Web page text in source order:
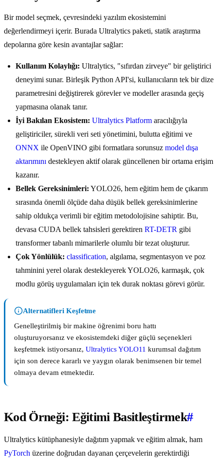
Bir model seçmek, çevresindeki yazılım ekosistemini
değerlendirmeyi içerir. Burada Ultralytics paketi, statik araştırma
depolarına göre kesin avantajlar sağlar:
Kullanım Kolaylığı: Ultralytics, "sıfırdan zirveye" bir geliştirici
deneyimi sunar. Birleşik Python API'si, kullanıcıların tek bir dize
parametresini değiştirerek görevler ve modeller arasında geçiş
yapmasına olanak tanır.
İyi Bakılan Ekosistem: Ultralytics Platform aracılığıyla
geliştiriciler, sürekli veri seti yönetimini, bulutta eğitimi ve
ONNX ile OpenVINO gibi formatlara sorunsuz model dışa
aktarımını destekleyen aktif olarak güncellenen bir ortama erişim
kazanır.
Bellek Gereksinimleri: YOLO26, hem eğitim hem de çıkarım
sırasında önemli ölçüde daha düşük bellek gereksinimlerine
sahip oldukça verimli bir eğitim metodolojisine sahiptir. Bu,
devasa CUDA bellek tahsisleri gerektiren RT-DETR gibi
transformer tabanlı mimarilerle olumlu bir tezat oluşturur.
Çok Yönlülük: classification, algılama, segmentasyon ve poz
tahminini yerel olarak destekleyerek YOLO26, karmaşık, çok
modlu görüş uygulamaları için tek durak noktası görevi görür.
Alternatifleri Keşfetme
Genelleştirilmiş bir makine öğrenimi boru hattı
oluşturuyorsanız ve ekosistemdeki diğer güçlü seçenekleri
keşfetmek istiyorsanız, Ultralytics YOLO11 kurumsal dağıtım
için son derece kararlı ve yaygın olarak benimsenen bir temel
olmaya devam etmektedir.
Kod Örneği: Eğitimi Basitleştirmek#
Ultralytics kütüphanesiyle dağıtım yapmak ve eğitim almak, ham
PyTorch üzerine doğrudan dayanan çerçevelerin gerektirdiği